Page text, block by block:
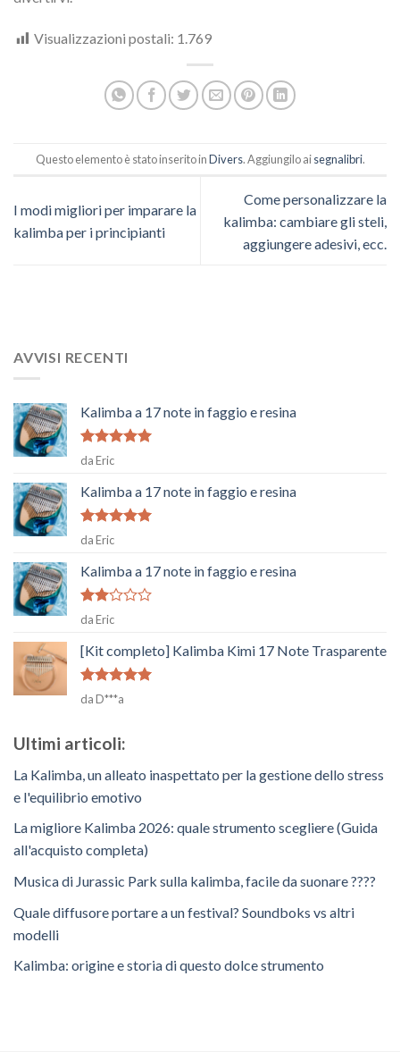
Visualizzazioni postali: 1.769
Questo elemento è stato inserito inDivers. Aggiungilo aisegnalibri.
I modi migliori per imparare la
kalimba per i principianti
Come personalizzare la
kalimba: cambiare gli steli,
aggiungere adesivi, ecc.
AVVISI RECENTI
Kalimba a 17 note in faggio e resina
Voto
da Eric
Kalimba a 17 note in faggio e resina
Voto
da Eric
Kalimba a 17 note in faggio e resina
Voto
5
da Eric
[Kit completo] Kalimba Kimi 17 Note Trasparente
Voto5su
da D***a
Ultimi articoli:
La Kalimba, un alleato inaspettato per la gestione dello stress
e l'equilibrio emotivo
La migliore Kalimba 2026: quale strumento scegliere (Guida
all'acquisto completa)
Musica di Jurassic Park sulla kalimba, facile da suonare ????
Quale diffusore portare a un festival? Soundboks vs altri
modelli
Kalimba: origine e storia di questo dolce strumento